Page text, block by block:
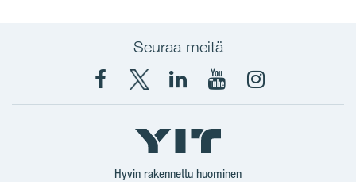
Seuraa meitä
Facebook
X
YIT
Suomi
YIT
Corporation
YIT
Corporation
Instagram
Hyvin rakennettu huominen